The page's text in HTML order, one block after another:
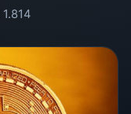
1.814